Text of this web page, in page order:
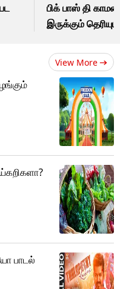
பிக் பாஸ் தி
இருக்கும்
View More
பாடல்